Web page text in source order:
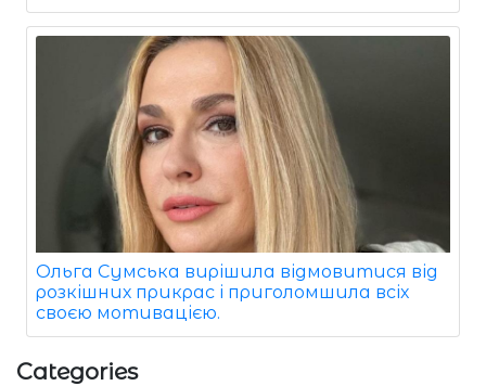
Ольга Сумська вирішила відмовитися від
розкішних прикрас і приголомшила всіх
своєю мотивацією.
Categories